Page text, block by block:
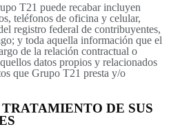
T21 puede recabar incluyen
teléfonos de oficina y celular,
registro federal de contribuyentes,
y toda aquella información que el
de la relación contractual o
datos propios y relacionados
que Grupo T21 presta y/o
DE SUS